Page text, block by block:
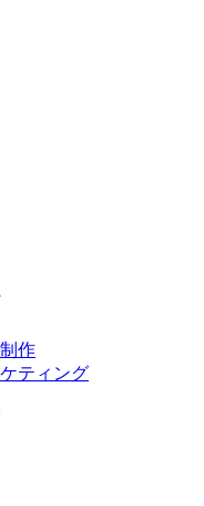
作
ティング